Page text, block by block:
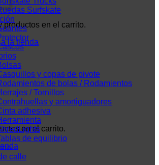
productos en el carrito.
la tienda
en el carrito.
Surfskate
y copas de pivote
de bolas / Rodamientos
/ Tornillos
y amortiguadores
adhesiva
de equilibrio
calle